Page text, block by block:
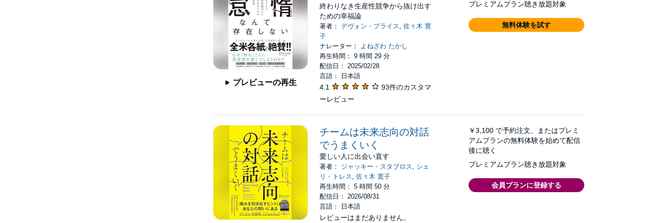
プレビューの再生
終わりなき生産性競争から抜け出す
ための幸福論
著者：デヴォン・プライス ,佐々木 寛
子
ナレーター：
よねざわ たかし
再生時間： 9 時間 29 分
配信日： 2025/02/28
言語： 日本語
4.1
93件のカスタマ
ーレビュー
プレミアムプラン聴き放題対象
無料体験を試す
チームは未来志向の対話
でうまくいく
愛しい人に出会い直す
著者： ジャッキー・スタブロス
シェ
リ・トレス
,佐々木 寛子
再生時間： 5 時間 50 分
配信日： 2026/08/31
言語： 日本語
レビューはまだありません。
￥3,100 で予約注文、またはプレミ
アムプランの無料体験を始めて配信
後に聴く
プレミアムプラン聴き放題対象
会員プランに登録する